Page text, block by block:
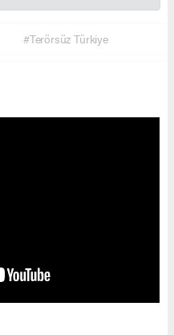
#Terörsüz Türkiye